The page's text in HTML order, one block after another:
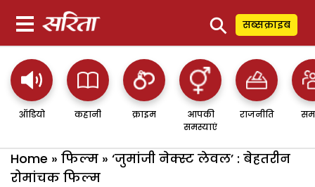
⚲ सब्सक्राइब
ऑडियो कहानी क्राइम
आपकी
समस्याएं
राजनीति
Home » फिल्म » ‘जुमांजी नेक्स्ट लेवल’ : बेहतरीन
रोमांचक फिल्म